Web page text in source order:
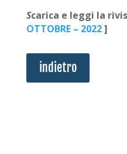
Scarica e leggi la
OTTOBRE – 2022]
indietro